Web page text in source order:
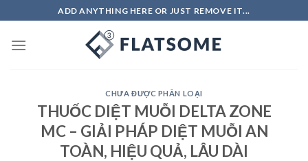
to
content
ADD ANYTHING HERE OR JUST REMOVE IT...
CHƯA ĐƯỢC PHÂN LOẠI
THUỐC DIỆT MUỖI DELTA ZONE
MC – GIẢI PHÁP DIỆT MUỖI AN
TOÀN, HIỆU QUẢ, LÂU DÀI